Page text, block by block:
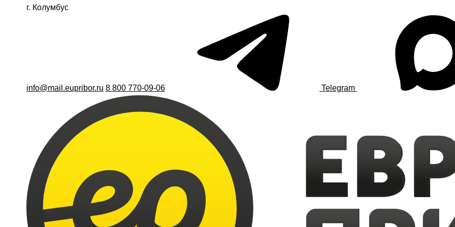
г. Колумбус
info@mail.eupribor.ru 8 800 770-09-06 Telegram